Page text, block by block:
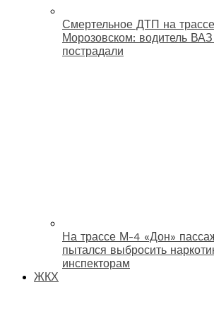
Смертельное ДТП на
Морозовском: водитель
пострадали
На трассе М-4 «Дон»
пытался выбросить
инспекторам
ЖКХ